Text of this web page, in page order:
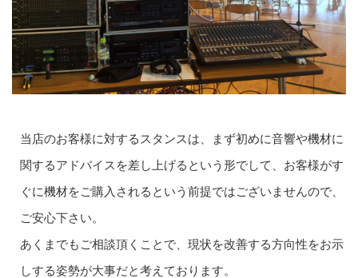
当店のお客様に対するスタンスは、まず初めに音響や機材に
関するアドバイスを差し上げるという形でして、お客様がす
ぐに機材をご購入されるという前提ではございませんので、
ご安心下さい。
あくまでもご相談頂くことで、現状を改善する方向性をお示
しする姿勢が大事だと考えております。